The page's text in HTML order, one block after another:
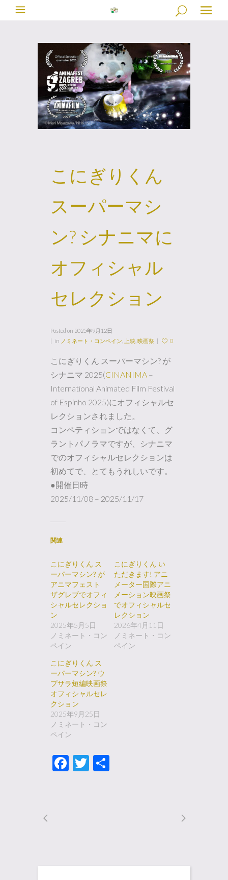
こにぎりくん
スーパーマシ
ン? シナニマに
オフィシャル
セレクション
Posted on 2025年9月12日
in ノミネート・コンペイン 上映 映画祭 0
こにぎりくん スーパーマシン? が
シナニマ 2025(CINANIMA –
International Animated Film Festival
of Espinho 2025)にオフィシャルセ
レクションされました。
コンペティションではなくて、グ
ラントパノラマですが、シナニマ
でのオフィシャルセレクションは
初めてで、とてもうれしいです。
●開催日時
2025/11/08 – 2025/11/17
関連
こにぎりくん ス
ーパーマシン? が
アニマフェスト
ザグレブでオフィ
シャルセレクショ
ン
2025年5月5日
ノミネート・コン
ペイン
こにぎりくん い
ただきます! アニ
メーター国際アニ
メーション映画祭
でオフィシャルセ
レクション
2026年4月11日
ノミネート・コン
ペイン
こにぎりくん ス
ーパーマシン? ウ
プサラ短編映画祭
オフィシャルセレ
クション
2025年9月25日
ノミネート・コン
ペイン
Facebook
Twitter